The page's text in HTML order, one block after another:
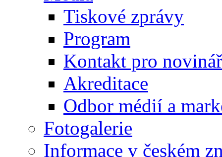
Tiskové zprávy
Program
Kontakt pro
Akreditace
Odbor médií a
Fotogalerie
Informace v českém